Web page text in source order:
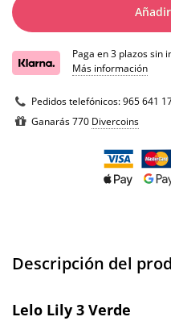
Paga en 3 plazos sin
Más información
Pedidos telefónicos:965 641
Ganarás 770 Divercoins
Descripción del
Lelo Lily 3 Verde